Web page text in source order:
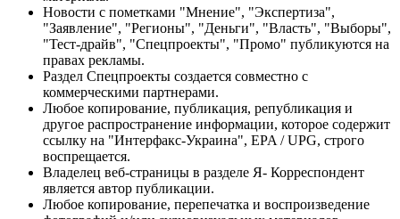
Новости с пометками "Мнение", "Экспертиза",
"Заявление", "Регионы", "Деньги", "Власть", "Выборы",
"Тест-драйв", "Спецпроекты", "Промо" публикуются на
правах рекламы.
Раздел Спецпроекты создается совместно с
коммерческими партнерами.
Любое копирование, публикация, републикация и
другое распространение информации, которое содержит
ссылку на "Интерфакс-Украина", EPA / UPG, строго
воспрещается.
Владелец веб-страницы в разделе Я- Корреспондент
является автор публикации.
Любое копирование, перепечатка и воспроизведение